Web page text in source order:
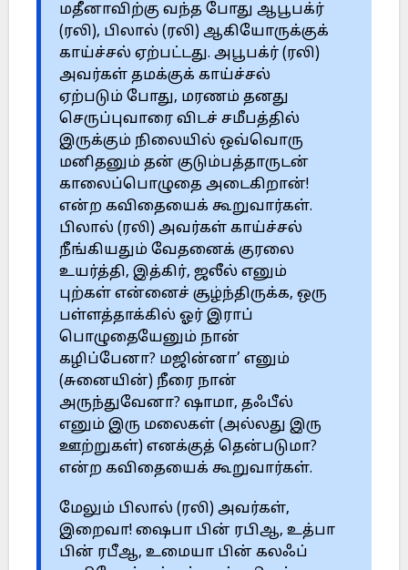
மதீனாவிற்கு வந்த போது ஆபூபக்ர்
(ரலி), பிலால் (ரலி) ஆகியோருக்குக்
காய்ச்சல் ஏற்பட்டது. அபூபக்ர் (ரலி)
அவர்கள் தமக்குக் காய்ச்சல்
ஏற்படும் போது, மரணம் தனது
செருப்புவாரை விடச் சமீபத்தில்
இருக்கும் நிலையில் ஒவ்வொரு
மனிதனும் தன் குடும்பத்தாருடன்
காலைப்பொழுதை அடைகிறான்!
என்ற கவிதையைக் கூறுவார்கள்.
பிலால் (ரலி) அவர்கள் காய்ச்சல்
நீங்கியதும் வேதனைக் குரலை
உயர்த்தி, இத்கிர், ஜலீல் எனும்
புற்கள் என்னைச் சூழ்ந்திருக்க, ஒரு
பள்ளத்தாக்கில் ஓர் இராப்
பொழுதையேனும் நான்
கழிப்பேனா? மஜின்னா’ எனும்
(சுனையின்) நீரை நான்
அருந்துவேனா? ஷாமா, தஃபீல்
எனும் இரு மலைகள் (அல்லது இரு
ஊற்றுகள்) எனக்குத் தென்படுமா?
என்ற கவிதையைக் கூறுவார்கள்.
மேலும் பிலால் (ரலி) அவர்கள்,
இறைவா! ஷைபா பின் ரபிஆ, உத்பா
பின் ரபீஆ, உமையா பின் கலஃப்